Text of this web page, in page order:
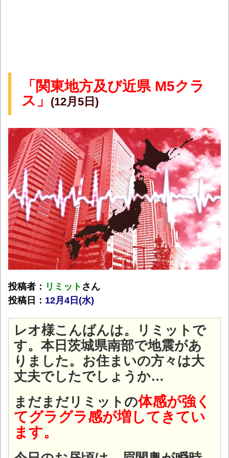
「関東地方及び近県 M5クラ
ス」
(12月5日)
投稿者： リミット さん
投稿日： 12月4日(水)
レオ様こんばんは。リミットで
す。本日茨城県南部で地震があ
りました。お住まいの方々は大
丈夫でしたでしょうか…
まだまだリミットの体感が強く
てグラグラ感が増してきてい
ます。